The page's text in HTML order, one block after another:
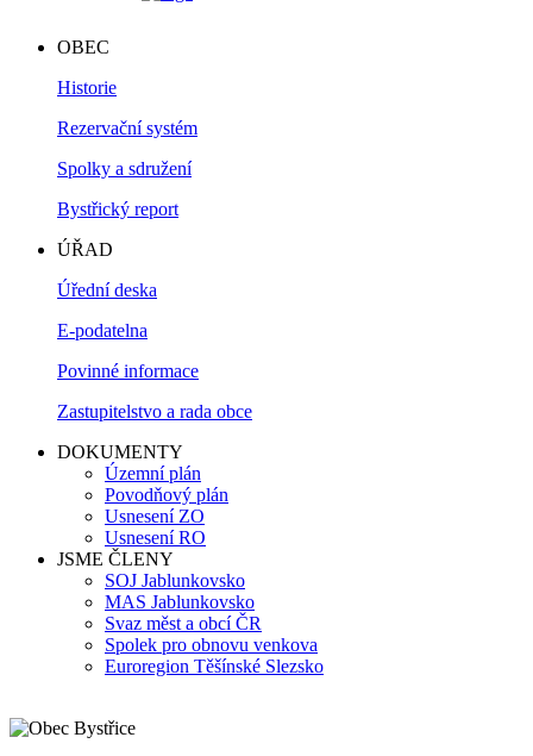
OBEC
Historie
Rezervační systém
Spolky a sdružení
Bystřický report
ÚŘAD
Úřední deska
E-podatelna
Povinné informace
Zastupitelstvo a rada obce
DOKUMENTY
Územní plán
Povodňový plán
Usnesení ZO
Usnesení RO
JSME ČLENY
SOJ Jablunkovsko
MAS Jablunkovsko
Svaz měst a obcí ČR
Spolek pro obnovu venkova
Euroregion Těšínské Slezsko